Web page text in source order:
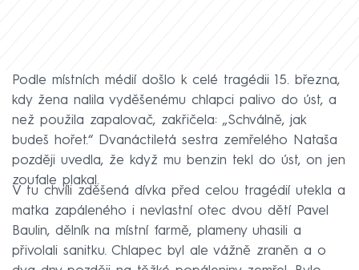
Podle místních médií došlo k celé tragédii 15. března,
kdy žena nalila vyděšenému chlapci palivo do úst, a
než použila zapalovač, zakřičela: „Schválně, jak
budeš hořet.“ Dvanáctiletá sestra zemřelého Nataša
později uvedla, že když mu benzin tekl do úst, on jen
zoufale plakal.
V tu chvíli zděšená dívka před celou tragédií utekla a
matka zapáleného i nevlastní otec dvou dětí Pavel
Baulin, dělník na místní farmě, plameny uhasili a
přivolali sanitku. Chlapec byl ale vážně zraněn a o